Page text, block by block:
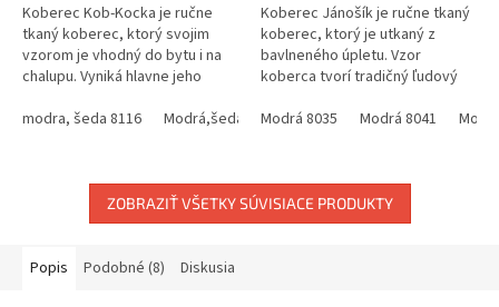
Koberec Kob-Kocka je ručne
tkaný koberec, ktorý svojim
vzorom je vhodný do bytu i na
chalupu. Vyniká hlavne jeho
životnosťou.Vzhľadom na
modra, šeda 8116 Modrá,šedá 8102 Modrá,šedá 8124
Koberec Jánošík je ručne tkaný
koberec, ktorý je utkaný z
bavlneného úpletu. Vzor
koberca tvorí tradičný ľudový
celom Slovensku ,vtedy slúžil
Modrá 8035 Modrá 8041
ZOBRAZIŤ VŠETKY SÚVISIACE PRODUKTY
Popis Podobné (8) Diskusia